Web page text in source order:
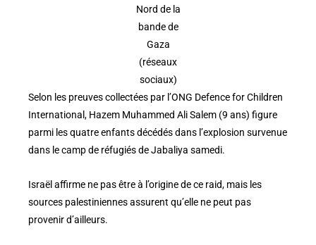
Nord de la
bande de
Gaza
(réseaux
sociaux)
Selon les preuves collectées par l’ONG Defence for Children
International, Hazem Muhammed Ali Salem (9 ans) figure
parmi les quatre enfants décédés dans l’explosion survenue
dans le camp de réfugiés de Jabaliya samedi.
Israël affirme ne pas être à l’origine de ce raid, mais les
sources palestiniennes assurent qu’elle ne peut pas
provenir d’ailleurs.